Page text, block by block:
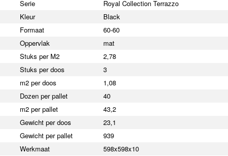
Serie
Royal Collection Terrazzo
Kleur
Black
Formaat
60-60
Oppervlak
mat
Stuks per M2
2,78
Stuks per doos
3
m2 per doos
1,08
Dozen per pallet
40
m2 per pallet
43,2
Gewicht per doos
23,1
Gewicht per pallet
939
Werkmaat
598x598x10